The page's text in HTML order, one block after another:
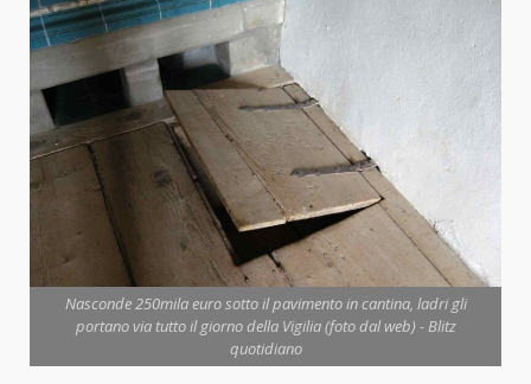
Nasconde 250mila euro sotto il pavimento in cantina, ladri gli
portano via tutto il giorno della Vigilia (foto dal web) - Blitz
quotidiano